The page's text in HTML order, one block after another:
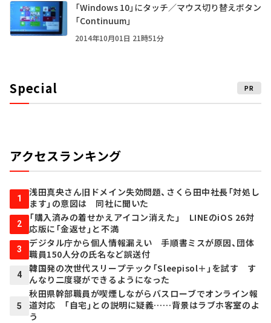
「Windows 10」にタッチ／マウス切り替えボタン
「Continuum」
2014年10月01日 21時51分
Special PR
アクセスランキング
1
浅田真央さん旧ドメイン失効問題、さくら田中社長「対処し
ます」の意図は 同社に聞いた
2
「購入済みの着せかえアイコン消えた」 LINEのiOS 26対
応版に「金返せ」と不満
3
デジタル庁から個人情報漏えい 手順書ミスが原因、団体
職員150人分の氏名など誤送付
4
韓国発の次世代スリープテック「Sleepisol＋」を試す す
んなり二度寝ができるようになった
5
秋田県幹部職員が喫煙しながらバスローブでオンライン報
道対応 「自宅」との説明に疑義……背景はラブホ客室のよ
う